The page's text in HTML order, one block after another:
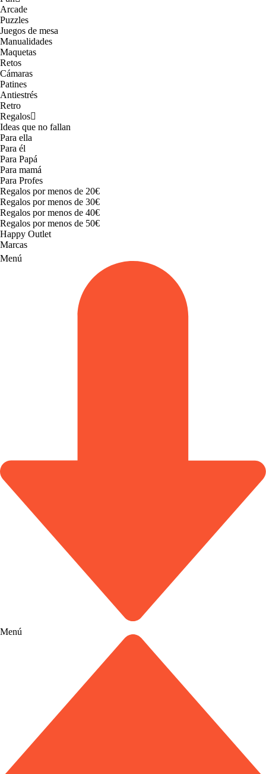
Arcade
Puzzles
Juegos de mesa
Manualidades
Maquetas
Retos
Cámaras
Patines
Antiestrés
Retro
Regalos
Ideas que no fallan
Para ella
Para él
Para Papá
Para mamá
Para Profes
Regalos por menos de 20€
Regalos por menos de 30€
Regalos por menos de 40€
Regalos por menos de 50€
Happy Outlet
Marcas